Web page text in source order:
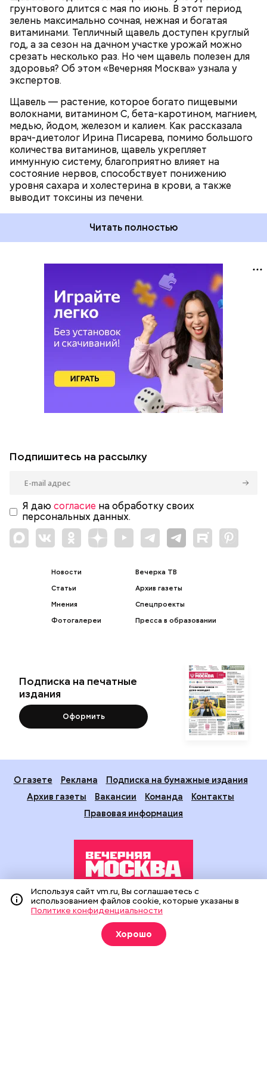
грунтового длится с мая по июнь. В этот период
зелень максимально сочная, нежная и богатая
витаминами. Тепличный щавель доступен круглый
год, а за сезон на дачном участке урожай можно
срезать несколько раз. Но чем щавель полезен для
здоровья? Об этом «Вечерняя Москва» узнала у
экспертов.
Щавель — растение, которое богато пищевыми
волокнами, витамином С, бета-каротином, магнием,
медью, йодом, железом и калием. Как рассказала
врач-диетолог Ирина Писарева, помимо большого
количества витаминов, щавель укрепляет
иммунную систему, благоприятно влияет на
состояние нервов, способствует понижению
уровня сахара и холестерина в крови, а также
выводит токсины из печени.
Читать полностью
ЗДОРОВЬЕ ВРАЧИ
РАСТЕНИЯ
ПРОДУКТЫ
Подпишитесь на рассылку
Я даю согласие на обработку своих
персональных данных.
Новости
Статьи
Мнения
Фотогалереи
Вечерка ТВ
Архив газеты
Спецпроекты
Пресса в образовании
Подписка на печатные
издания
Оформить
О газете Реклама
Подписка на бумажные издания
Архив газеты
Вакансии Команда
Контакты
Правовая информация
Издание создано при финансовой поддержке Департамента
средств массовой информации и рекламы города Москвы.
На сайте применяются рекомендательные технологии
(информационные технологии предоставления информации
на основе сбора, систематизации и анализа сведений,
Используя сайт vm.ru, Вы соглашаетесь с
использованием файлов cookie, которые указаны в
Политике конфиденциальности
Хорошо